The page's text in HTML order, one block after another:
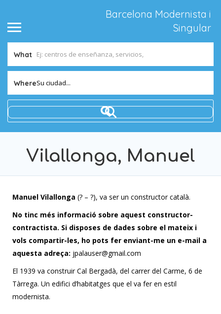
Barcelona Modernista i
Singular
What
WhereSu ciudad...
Vilallonga, Manuel
Manuel Vilallonga (? – ?), va ser un constructor català.
No tinc més informació sobre aquest constructor-
contractista. Si disposes de dades sobre el mateix i
vols compartir-les, ho pots fer enviant-me un e-mail a
aquesta adreça: jpalauser@gmail.com
El 1939 va construir Cal Bergadà, del carrer del Carme, 6 de
Tàrrega. Un edifici d’habitatges que el va fer en estil
modernista.